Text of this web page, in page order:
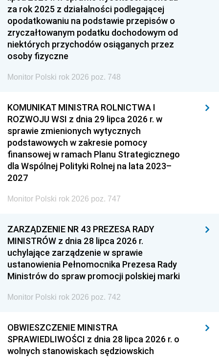
za rok 2025 z działalności podlegającej
opodatkowaniu na podstawie przepisów o
zryczałtowanym podatku dochodowym od
niektórych przychodów osiąganych przez
osoby fizyczne
Monitor Polski rok 2026 poz. 748
KOMUNIKAT MINISTRA ROLNICTWA I
ROZWOJU WSI z dnia 29 lipca 2026 r. w
sprawie zmienionych wytycznych
podstawowych w zakresie pomocy
finansowej w ramach Planu Strategicznego
dla Wspólnej Polityki Rolnej na lata 2023–
2027
Monitor Polski rok 2026 poz. 747
ZARZĄDZENIE NR 43 PREZESA RADY
MINISTRÓW z dnia 28 lipca 2026 r.
uchylające zarządzenie w sprawie
ustanowienia Pełnomocnika Prezesa Rady
Ministrów do spraw promocji polskiej marki
Monitor Polski rok 2026 poz. 742
OBWIESZCZENIE MINISTRA
SPRAWIEDLIWOŚCI z dnia 28 lipca 2026 r. o
wolnych stanowiskach sędziowskich